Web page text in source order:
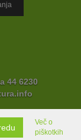
44 6230
Več o
piškotkih